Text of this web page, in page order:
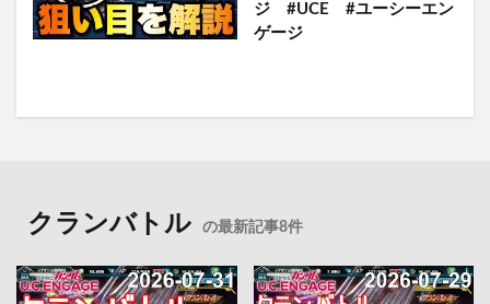
ジ #UCE #ユーシーエン
ゲージ
クランバトル の最新記事8件